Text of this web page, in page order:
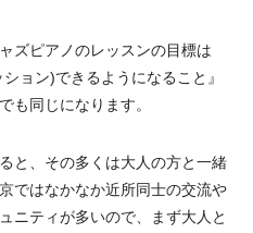
ズピアノのレッスンの目標は
ョン)できるようになること』
も同じになります。
と、その多くは大人の方と一緒
ではなかなか近所同士の交流や
ニティが多いので、まず大人と